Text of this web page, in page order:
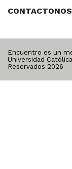
CONTACTO
Encuentro es un
Universidad
Reservados 2026